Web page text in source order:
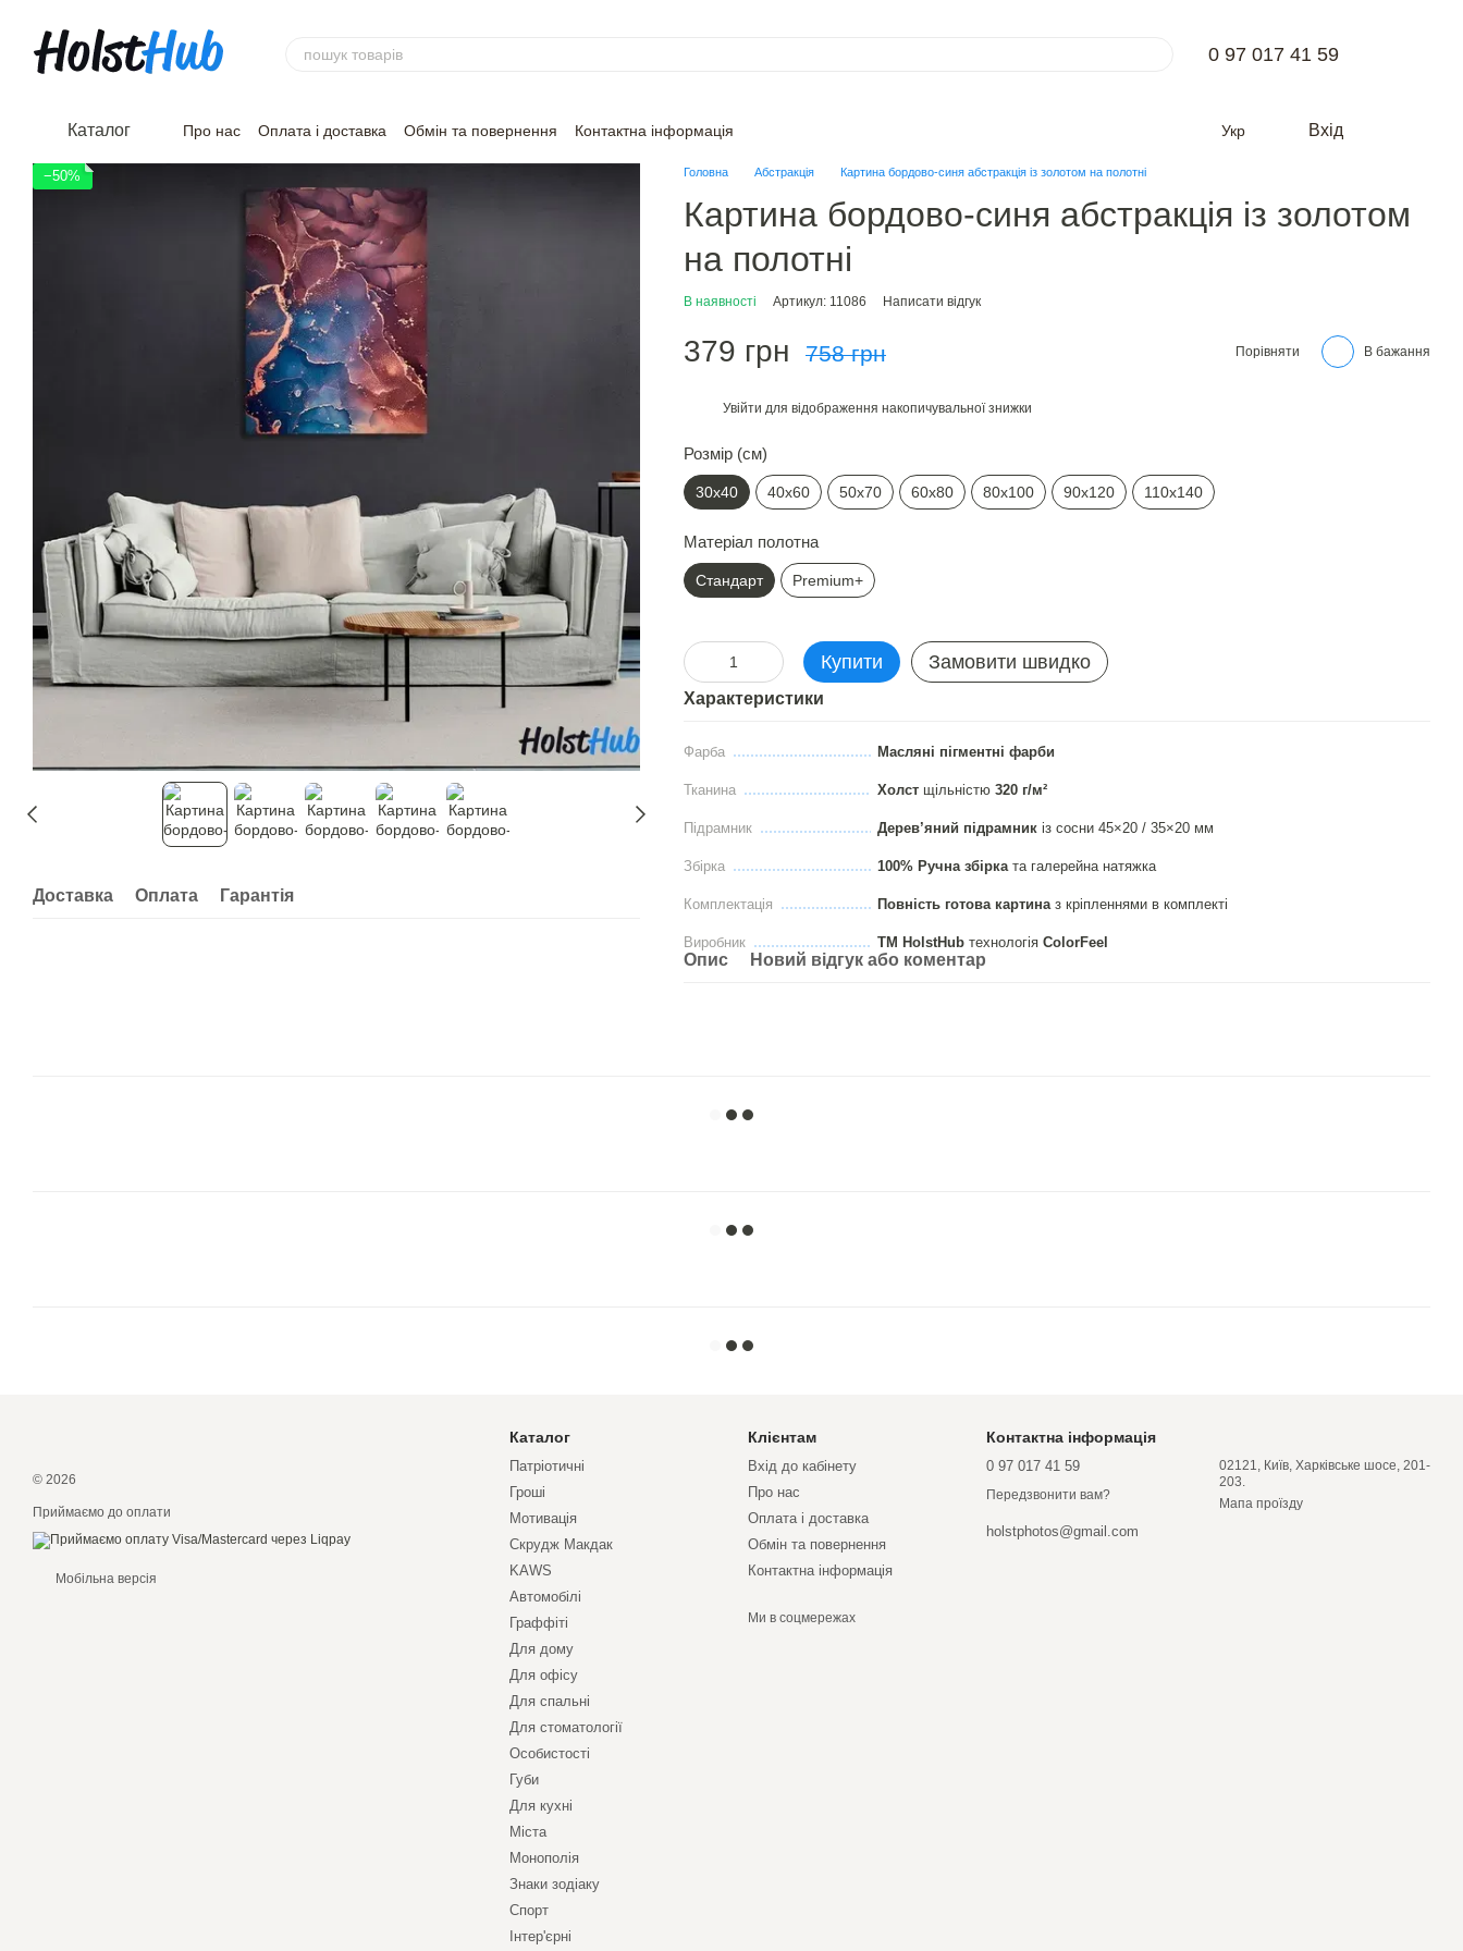
0 97 017 41 59
Каталог Про нас Оплата і доставка Обмін та повернення Контактна інформація Укр Вхід
−50%
Доставка Оплата Гарантія
Головна Абстракція Картина бордово-синя абстракція із золотом на полотні
Картина бордово-синя абстракція із золотом
на полотні
В наявності Артикул: 11086 Написати відгук
379 грн 758 грн Порівняти В бажання
Увійти для відображення накопичувальної знижки
Розмір (см)
30х40 40х60 50х70 60х80 80х100 90х120 110х140
Матеріал полотна
Стандарт Premium+
Купити Замовити швидко
Характеристики
Фарба Масляні пігментні фарби
Тканина Холстщільністю 320 г/м²
Підрамник Дерев’яний підрамникіз сосни 45×20 / 35×20 мм
Збірка 100% Ручна збірката галерейна натяжка
Комплектація Повність готова картиназ кріпленнями в комплекті
Виробник ТМ HolstHubтехнологія СolorFeel
Опис Новий відгук або коментар
© 2026
Приймаємо до оплати
Мобільна версія
Каталог
Патріотичні
Гроші
Мотивація
Скрудж Макдак
KAWS
Автомобілі
Граффіті
Для дому
Для офісу
Для спальні
Для стоматології
Особистості
Губи
Для кухні
Міста
Монополія
Знаки зодіаку
Спорт
Інтер'єрні
Клієнтам
Вхід до кабінету
Про нас
Оплата і доставка
Обмін та повернення
Контактна інформація
Ми в соцмережах
Контактна інформація
0 97 017 41 59
Передзвонити вам?
holstphotos@gmail.com
02121, Київ, Харківське шосе, 201-
203.
Мапа проїзду